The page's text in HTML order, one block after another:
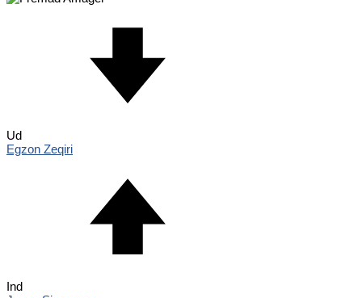
Ud
Egzon Zeqiri
Ind